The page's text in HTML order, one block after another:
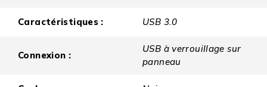
Caractéristiques : USB 3.0
Connexion :
USB à verrouillage sur
panneau